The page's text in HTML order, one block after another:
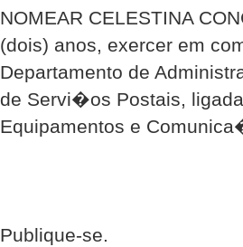
NOMEAR CELESTINA
(dois) anos, exercer em
Departamento de
de Servi�os Postais,
Equipamentos e
Publique-se.